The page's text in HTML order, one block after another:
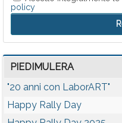
policy
PIEDIMULERA
"20 anni con LaborART"
Happy Rally Day